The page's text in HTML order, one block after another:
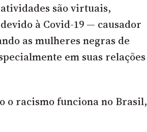
são virtuais,
à Covid-19 — causador
as mulheres negras de
em suas relações
o racismo funciona no Brasil,